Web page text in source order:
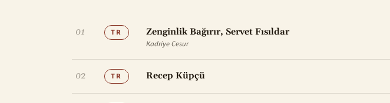
01 TR Zenginlik Bağırır, Servet Fısıldar
Kadriye Cesur
02 TR Recep Küpçü